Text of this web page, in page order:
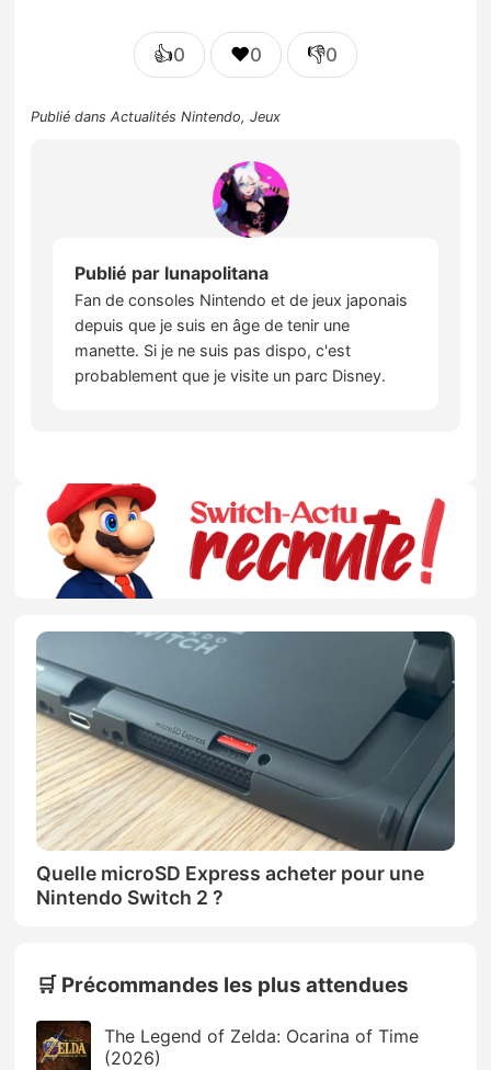
👍0 ❤️0 👎0
Publié dansActualités Nintendo,Jeux
Publié par lunapolitana
Fan de consoles Nintendo et de jeux japonais
depuis que je suis en âge de tenir une
manette. Si je ne suis pas dispo, c'est
probablement que je visite un parc Disney.
Quelle microSD Express acheter pour une
Nintendo Switch 2 ?
🛒 Précommandes les plus attendues
The Legend of Zelda: Ocarina of Time
(2026)